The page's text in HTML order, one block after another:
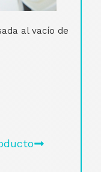
al vacío de